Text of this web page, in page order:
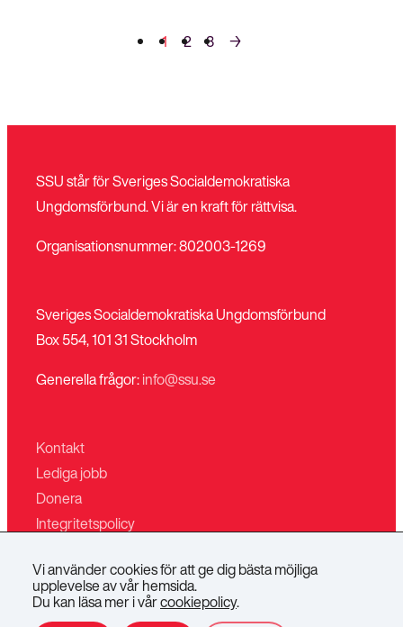
1 2 3 →
SSU står för Sveriges Socialdemokratiska
Ungdomsförbund. Vi är en kraft för rättvisa.
Organisationsnummer: 802003-1269
Sveriges Socialdemokratiska Ungdomsförbund
Box 554, 101 31 Stockholm
Generella frågor:info@ssu.se
Kontakt
Lediga jobb
Donera
Integritetspolicy
Villkor för butiken
Vi använder cookies för att ge dig bästa möjliga
upplevelse av vår hemsida.
Du kan läsa mer i vårcookiepolicy.